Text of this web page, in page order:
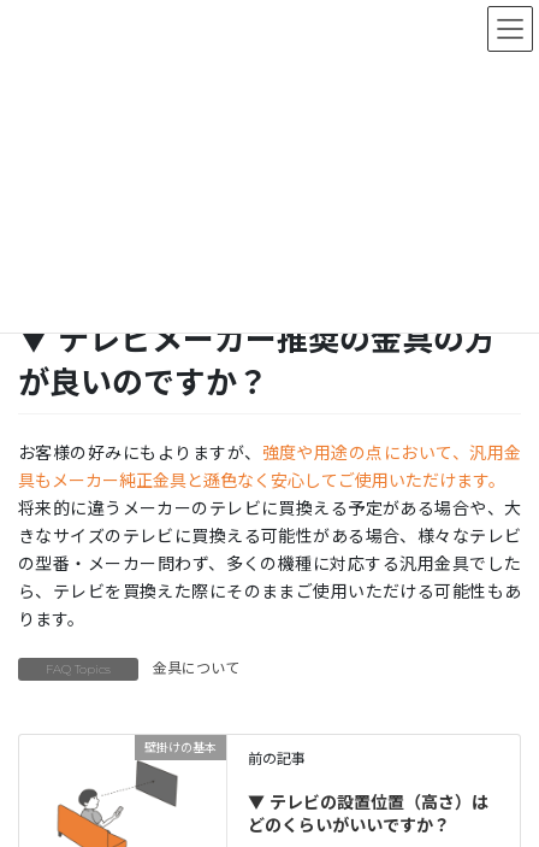
▼ テレビメーカー推奨の金具の方
が良いのですか？
お客様の好みにもよりますが、 強度や用途の点において、汎用金
具もメーカー純正金具と遜色なく安心してご使用いただけます。
将来的に違うメーカーのテレビに買換える予定がある場合や、大
きなサイズのテレビに買換える可能性がある場合、様々なテレビ
の型番・メーカー問わず、多くの機種に対応する汎用金具でした
ら、テレビを買換えた際にそのままご使用いただける可能性もあ
ります。
FAQ Topics 金具について
壁掛けの基本
前の記事
▼ テレビの設置位置（高さ）は
どのくらいがいいですか？